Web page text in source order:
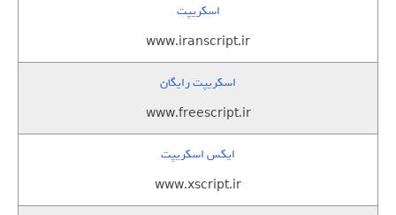
اسکریپت
www.iranscript.ir
اسکریپت رایگان
www.freescript.ir
ایکس اسکریپت
www.xscript.ir